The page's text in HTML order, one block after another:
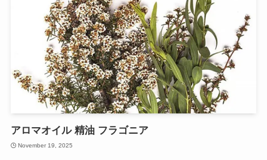
アロマオイル 精油 フラゴニア
November 19, 2025